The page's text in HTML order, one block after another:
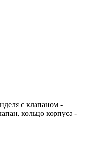
с клапаном -
кольцо корпуса -